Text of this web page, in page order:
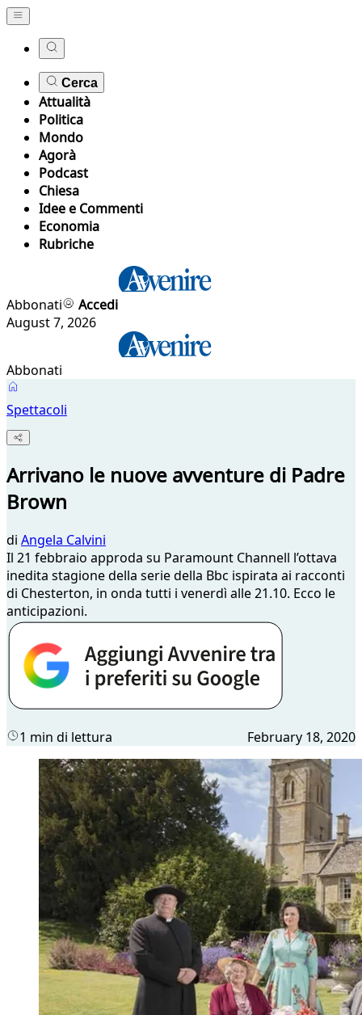
Cerca
Attualità
Politica
Mondo
Agorà
Podcast
Chiesa
Idee e Commenti
Economia
Rubriche
Abbonati
Accedi
August 7, 2026
Abbonati
Spettacoli
Arrivano le nuove avventure di Padre
Brown
di Angela Calvini
Il 21 febbraio approda su Paramount Channell l’ottava
inedita stagione della serie della Bbc ispirata ai racconti
di Chesterton, in onda tutti i venerdì alle 21.10. Ecco le
anticipazioni.
1 min di lettura February 18, 2020